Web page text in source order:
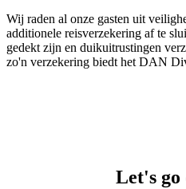
Wij raden al onze gasten uit
additionele reisverzekering af te
gedekt zijn en duikuitrustingen
zo'n verzekering biedt het DAN
Let's